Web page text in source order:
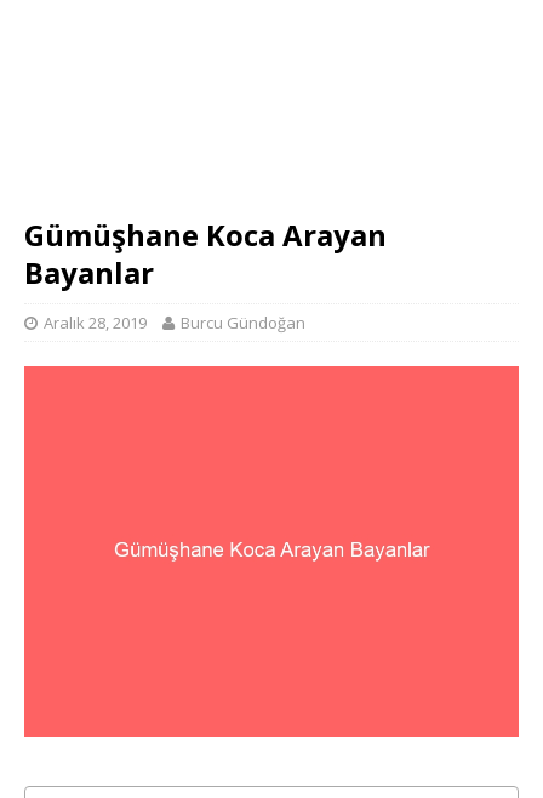
Gümüşhane Koca Arayan
Bayanlar
Aralık 28, 2019 Burcu Gündoğan